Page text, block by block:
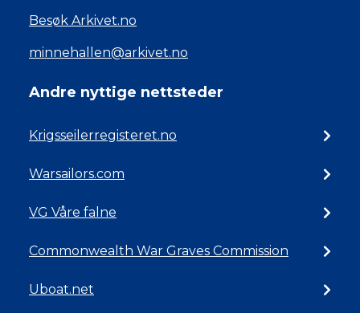
Besøk Arkivet.no
minnehallen@arkivet.no
Andre nyttige nettsteder
Krigsseilerregisteret.no
Warsailors.com
VG Våre falne
Commonwealth War Graves Commission
Uboat.net